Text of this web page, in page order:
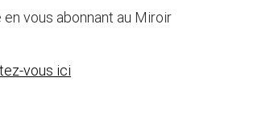
vous abonnant au Miroir
vous ici